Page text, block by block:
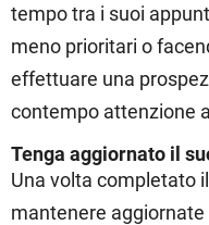
tempo tra i suoi
meno prioritari o
effettuare una
contempo attenzione
Tenga aggiornato il
Una volta completato
mantenere